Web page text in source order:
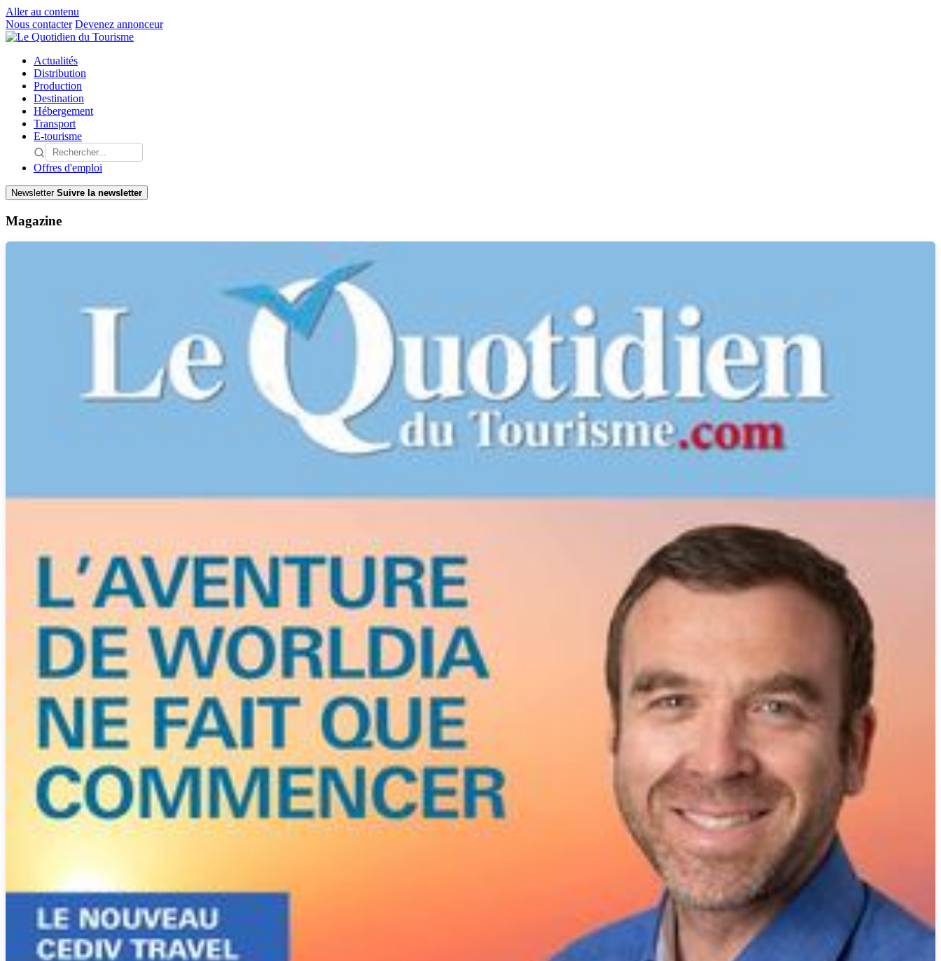
Aller au contenu
Nous contacter Devenez annonceur
Actualités
Distribution
Production
Destination
Hébergement
Transport
E-tourisme
Offres d'emploi
Newsletter Suivre la newsletter
Magazine